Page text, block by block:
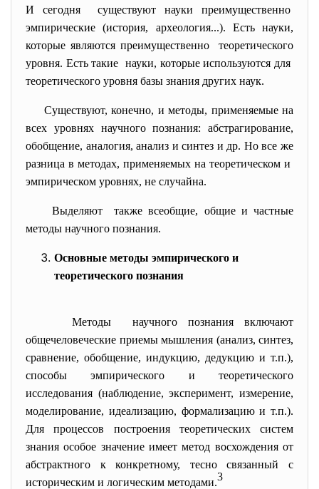
И сегодня существуют науки преимущественно
эмпирические (история, археология...). Есть науки,
которые являются преимущественно теоретического
уровня. Есть такие науки, которые используются для
теоретического уровня базы знания других наук.
Существуют, конечно, и методы, применяемые на
всех уровнях научного познания: абстрагирование,
обобщение, аналогия, анализ и синтез и др. Но все же
разница в методах, применяемых на теоретическом и
эмпирическом уровнях, не случайна.
Выделяют также всеобщие, общие и частные
методы научного познания.
Основные методы эмпирического и
теоретического познания
Методы научного познания включают
общечеловеческие приемы мышления (анализ, синтез,
сравнение, обобщение, индукцию, дедукцию и т.п.),
способы эмпирического и теоретического
исследования (наблюдение, эксперимент, измерение,
моделирование, идеализацию, формализацию и т.п.).
Для процессов построения теоретических систем
знания особое значение имеет метод восхождения от
абстрактного к конкретному, тесно связанный с
историческим и логическим методами.3